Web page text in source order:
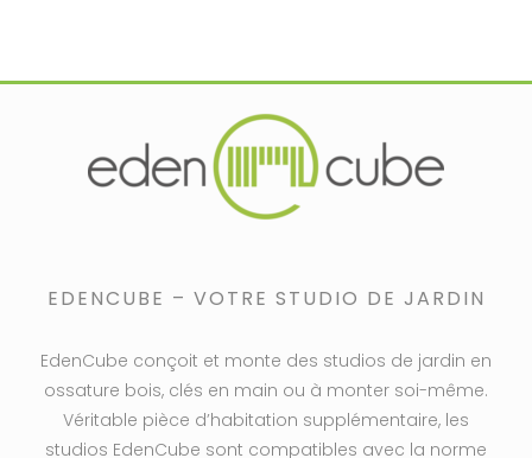
EDENCUBE – VOTRE STUDIO DE JARDIN
EdenCube conçoit et monte des studios de jardin en
ossature bois, clés en main ou à monter soi-même.
Véritable pièce d’habitation supplémentaire, les
studios EdenCube sont compatibles avec la norme